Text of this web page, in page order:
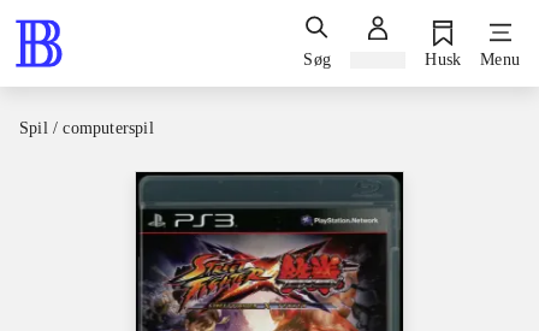
Søg Husk Menu
Spil / computerspil